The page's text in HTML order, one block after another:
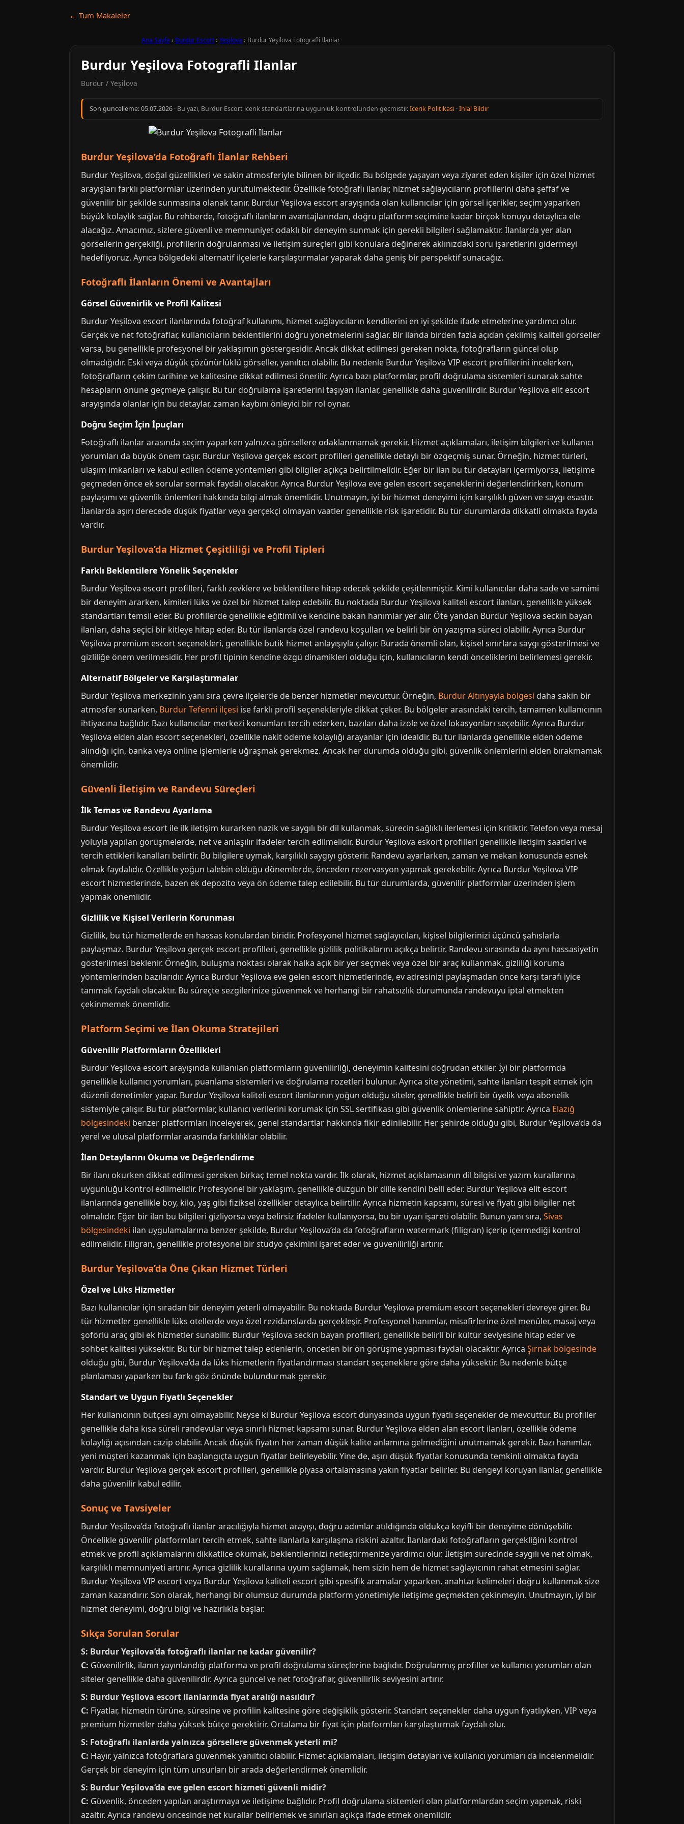
← Tum Makaleler
Ana Sayfa › Burdur Escort› Yeşilova › Burdur Yeşilova Fotografli Ilanlar
Burdur Yeşilova Fotografli Ilanlar
Burdur / Yeşilova
Son guncelleme:05.07.2026 · Bu yazi, Burdur Escort icerik standartlarina uygunluk kontrolunden gecmistir.Icerik Politikasi ·Ihlal Bildir
Burdur Yeşilova’da Fotoğraflı İlanlar Rehberi
Burdur Yeşilova, doğal güzellikleri ve sakin atmosferiyle bilinen bir ilçedir. Bu bölgede yaşayan veya ziyaret eden kişiler için özel hizmet
arayışları farklı platformlar üzerinden yürütülmektedir. Özellikle fotoğraflı ilanlar, hizmet sağlayıcıların profillerini daha şeffaf ve
güvenilir bir şekilde sunmasına olanak tanır. Burdur Yeşilova escort arayışında olan kullanıcılar için görsel içerikler, seçim yaparken
büyük kolaylık sağlar. Bu rehberde, fotoğraflı ilanların avantajlarından, doğru platform seçimine kadar birçok konuyu detaylıca ele
alacağız. Amacımız, sizlere güvenli ve memnuniyet odaklı bir deneyim sunmak için gerekli bilgileri sağlamaktır. İlanlarda yer alan
görsellerin gerçekliği, profillerin doğrulanması ve iletişim süreçleri gibi konulara değinerek aklınızdaki soru işaretlerini gidermeyi
hedefliyoruz. Ayrıca bölgedeki alternatif ilçelerle karşılaştırmalar yaparak daha geniş bir perspektif sunacağız.
Fotoğraflı İlanların Önemi ve Avantajları
Görsel Güvenirlik ve Profil Kalitesi
Burdur Yeşilova escort ilanlarında fotoğraf kullanımı, hizmet sağlayıcıların kendilerini en iyi şekilde ifade etmelerine yardımcı olur.
Gerçek ve net fotoğraflar, kullanıcıların beklentilerini doğru yönetmelerini sağlar. Bir ilanda birden fazla açıdan çekilmiş kaliteli görseller
varsa, bu genellikle profesyonel bir yaklaşımın göstergesidir. Ancak dikkat edilmesi gereken nokta, fotoğrafların güncel olup
olmadığıdır. Eski veya düşük çözünürlüklü görseller, yanıltıcı olabilir. Bu nedenle Burdur Yeşilova VIP escort profillerini incelerken,
fotoğrafların çekim tarihine ve kalitesine dikkat edilmesi önerilir. Ayrıca bazı platformlar, profil doğrulama sistemleri sunarak sahte
hesapların önüne geçmeye çalışır. Bu tür doğrulama işaretlerini taşıyan ilanlar, genellikle daha güvenilirdir. Burdur Yeşilova elit escort
arayışında olanlar için bu detaylar, zaman kaybını önleyici bir rol oynar.
Doğru Seçim İçin İpuçları
Fotoğraflı ilanlar arasında seçim yaparken yalnızca görsellere odaklanmamak gerekir. Hizmet açıklamaları, iletişim bilgileri ve kullanıcı
yorumları da büyük önem taşır. Burdur Yeşilova gerçek escort profilleri genellikle detaylı bir özgeçmiş sunar. Örneğin, hizmet türleri,
ulaşım imkanları ve kabul edilen ödeme yöntemleri gibi bilgiler açıkça belirtilmelidir. Eğer bir ilan bu tür detayları içermiyorsa, iletişime
geçmeden önce ek sorular sormak faydalı olacaktır. Ayrıca Burdur Yeşilova eve gelen escort seçeneklerini değerlendirirken, konum
paylaşımı ve güvenlik önlemleri hakkında bilgi almak önemlidir. Unutmayın, iyi bir hizmet deneyimi için karşılıklı güven ve saygı esastır.
İlanlarda aşırı derecede düşük fiyatlar veya gerçekçi olmayan vaatler genellikle risk işaretidir. Bu tür durumlarda dikkatli olmakta fayda
vardır.
Burdur Yeşilova’da Hizmet Çeşitliliği ve Profil Tipleri
Farklı Beklentilere Yönelik Seçenekler
Burdur Yeşilova escort profilleri, farklı zevklere ve beklentilere hitap edecek şekilde çeşitlenmiştir. Kimi kullanıcılar daha sade ve samimi
bir deneyim ararken, kimileri lüks ve özel bir hizmet talep edebilir. Bu noktada Burdur Yeşilova kaliteli escort ilanları, genellikle yüksek
standartları temsil eder. Bu profillerde genellikle eğitimli ve kendine bakan hanımlar yer alır. Öte yandan Burdur Yeşilova seckin bayan
ilanları, daha seçici bir kitleye hitap eder. Bu tür ilanlarda özel randevu koşulları ve belirli bir ön yazışma süreci olabilir. Ayrıca Burdur
Yeşilova premium escort seçenekleri, genellikle butik hizmet anlayışıyla çalışır. Burada önemli olan, kişisel sınırlara saygı gösterilmesi ve
gizliliğe önem verilmesidir. Her profil tipinin kendine özgü dinamikleri olduğu için, kullanıcıların kendi önceliklerini belirlemesi gerekir.
Alternatif Bölgeler ve Karşılaştırmalar
Burdur Yeşilova merkezinin yanı sıra çevre ilçelerde de benzer hizmetler mevcuttur. Örneğin, Burdur Altınyayla bölgesi daha sakin bir
atmosfer sunarken, Burdur Tefenni ilçesi ise farklı profil seçenekleriyle dikkat çeker. Bu bölgeler arasındaki tercih, tamamen kullanıcının
ihtiyacına bağlıdır. Bazı kullanıcılar merkezi konumları tercih ederken, bazıları daha izole ve özel lokasyonları seçebilir. Ayrıca Burdur
Yeşilova elden alan escort seçenekleri, özellikle nakit ödeme kolaylığı arayanlar için idealdir. Bu tür ilanlarda genellikle elden ödeme
alındığı için, banka veya online işlemlerle uğraşmak gerekmez. Ancak her durumda olduğu gibi, güvenlik önlemlerini elden bırakmamak
önemlidir.
Güvenli İletişim ve Randevu Süreçleri
İlk Temas ve Randevu Ayarlama
Burdur Yeşilova escort ile ilk iletişim kurarken nazik ve saygılı bir dil kullanmak, sürecin sağlıklı ilerlemesi için kritiktir. Telefon veya mesaj
yoluyla yapılan görüşmelerde, net ve anlaşılır ifadeler tercih edilmelidir. Burdur Yeşilova eskort profilleri genellikle iletişim saatleri ve
tercih ettikleri kanalları belirtir. Bu bilgilere uymak, karşılıklı saygıyı gösterir. Randevu ayarlarken, zaman ve mekan konusunda esnek
olmak faydalıdır. Özellikle yoğun talebin olduğu dönemlerde, önceden rezervasyon yapmak gerekebilir. Ayrıca Burdur Yeşilova VIP
escort hizmetlerinde, bazen ek depozito veya ön ödeme talep edilebilir. Bu tür durumlarda, güvenilir platformlar üzerinden işlem
yapmak önemlidir.
Gizlilik ve Kişisel Verilerin Korunması
Gizlilik, bu tür hizmetlerde en hassas konulardan biridir. Profesyonel hizmet sağlayıcıları, kişisel bilgilerinizi üçüncü şahıslarla
paylaşmaz. Burdur Yeşilova gerçek escort profilleri, genellikle gizlilik politikalarını açıkça belirtir. Randevu sırasında da aynı hassasiyetin
gösterilmesi beklenir. Örneğin, buluşma noktası olarak halka açık bir yer seçmek veya özel bir araç kullanmak, gizliliği koruma
yöntemlerinden bazılarıdır. Ayrıca Burdur Yeşilova eve gelen escort hizmetlerinde, ev adresinizi paylaşmadan önce karşı tarafı iyice
tanımak faydalı olacaktır. Bu süreçte sezgilerinize güvenmek ve herhangi bir rahatsızlık durumunda randevuyu iptal etmekten
çekinmemek önemlidir.
Platform Seçimi ve İlan Okuma Stratejileri
Güvenilir Platformların Özellikleri
Burdur Yeşilova escort arayışında kullanılan platformların güvenilirliği, deneyimin kalitesini doğrudan etkiler. İyi bir platformda
genellikle kullanıcı yorumları, puanlama sistemleri ve doğrulama rozetleri bulunur. Ayrıca site yönetimi, sahte ilanları tespit etmek için
düzenli denetimler yapar. Burdur Yeşilova kaliteli escort ilanlarının yoğun olduğu siteler, genellikle belirli bir üyelik veya abonelik
sistemiyle çalışır. Bu tür platformlar, kullanıcı verilerini korumak için SSL sertifikası gibi güvenlik önlemlerine sahiptir. Ayrıca Elazığ
bölgesindeki benzer platformları inceleyerek, genel standartlar hakkında fikir edinilebilir. Her şehirde olduğu gibi, Burdur Yeşilova’da da
yerel ve ulusal platformlar arasında farklılıklar olabilir.
İlan Detaylarını Okuma ve Değerlendirme
Bir ilanı okurken dikkat edilmesi gereken birkaç temel nokta vardır. İlk olarak, hizmet açıklamasının dil bilgisi ve yazım kurallarına
uygunluğu kontrol edilmelidir. Profesyonel bir yaklaşım, genellikle düzgün bir dille kendini belli eder. Burdur Yeşilova elit escort
ilanlarında genellikle boy, kilo, yaş gibi fiziksel özellikler detaylıca belirtilir. Ayrıca hizmetin kapsamı, süresi ve fiyatı gibi bilgiler net
olmalıdır. Eğer bir ilan bu bilgileri gizliyorsa veya belirsiz ifadeler kullanıyorsa, bu bir uyarı işareti olabilir. Bunun yanı sıra, Sivas
bölgesindeki ilan uygulamalarına benzer şekilde, Burdur Yeşilova’da da fotoğrafların watermark (filigran) içerip içermediği kontrol
edilmelidir. Filigran, genellikle profesyonel bir stüdyo çekimini işaret eder ve güvenilirliği artırır.
Burdur Yeşilova’da Öne Çıkan Hizmet Türleri
Özel ve Lüks Hizmetler
Bazı kullanıcılar için sıradan bir deneyim yeterli olmayabilir. Bu noktada Burdur Yeşilova premium escort seçenekleri devreye girer. Bu
tür hizmetler genellikle lüks otellerde veya özel rezidanslarda gerçekleşir. Profesyonel hanımlar, misafirlerine özel menüler, masaj veya
şoförlü araç gibi ek hizmetler sunabilir. Burdur Yeşilova seckin bayan profilleri, genellikle belirli bir kültür seviyesine hitap eder ve
sohbet kalitesi yüksektir. Bu tür bir hizmet talep edenlerin, önceden bir ön görüşme yapması faydalı olacaktır. Ayrıca Şırnak bölgesinde
olduğu gibi, Burdur Yeşilova’da da lüks hizmetlerin fiyatlandırması standart seçeneklere göre daha yüksektir. Bu nedenle bütçe
planlaması yaparken bu farkı göz önünde bulundurmak gerekir.
Standart ve Uygun Fiyatlı Seçenekler
Her kullanıcının bütçesi aynı olmayabilir. Neyse ki Burdur Yeşilova escort dünyasında uygun fiyatlı seçenekler de mevcuttur. Bu profiller
genellikle daha kısa süreli randevular veya sınırlı hizmet kapsamı sunar. Burdur Yeşilova elden alan escort ilanları, özellikle ödeme
kolaylığı açısından cazip olabilir. Ancak düşük fiyatın her zaman düşük kalite anlamına gelmediğini unutmamak gerekir. Bazı hanımlar,
yeni müşteri kazanmak için başlangıçta uygun fiyatlar belirleyebilir. Yine de, aşırı düşük fiyatlar konusunda temkinli olmakta fayda
vardır. Burdur Yeşilova gerçek escort profilleri, genellikle piyasa ortalamasına yakın fiyatlar belirler. Bu dengeyi koruyan ilanlar, genellikle
daha güvenilir kabul edilir.
Sonuç ve Tavsiyeler
Burdur Yeşilova’da fotoğraflı ilanlar aracılığıyla hizmet arayışı, doğru adımlar atıldığında oldukça keyifli bir deneyime dönüşebilir.
Öncelikle güvenilir platformları tercih etmek, sahte ilanlarla karşılaşma riskini azaltır. İlanlardaki fotoğrafların gerçekliğini kontrol
etmek ve profil açıklamalarını dikkatlice okumak, beklentilerinizi netleştirmenize yardımcı olur. İletişim sürecinde saygılı ve net olmak,
karşılıklı memnuniyeti artırır. Ayrıca gizlilik kurallarına uyum sağlamak, hem sizin hem de hizmet sağlayıcının rahat etmesini sağlar.
Burdur Yeşilova VIP escort veya Burdur Yeşilova kaliteli escort gibi spesifik aramalar yaparken, anahtar kelimeleri doğru kullanmak size
zaman kazandırır. Son olarak, herhangi bir olumsuz durumda platform yönetimiyle iletişime geçmekten çekinmeyin. Unutmayın, iyi bir
hizmet deneyimi, doğru bilgi ve hazırlıkla başlar.
Sıkça Sorulan Sorular
S: Burdur Yeşilova’da fotoğraflı ilanlar ne kadar güvenilir?
C: Güvenilirlik, ilanın yayınlandığı platforma ve profil doğrulama süreçlerine bağlıdır. Doğrulanmış profiller ve kullanıcı yorumları olan
siteler genellikle daha güvenilirdir. Ayrıca güncel ve net fotoğraflar, güvenilirlik seviyesini artırır.
S: Burdur Yeşilova escort ilanlarında fiyat aralığı nasıldır?
C: Fiyatlar, hizmetin türüne, süresine ve profilin kalitesine göre değişiklik gösterir. Standart seçenekler daha uygun fiyatlıyken, VIP veya
premium hizmetler daha yüksek bütçe gerektirir. Ortalama bir fiyat için platformları karşılaştırmak faydalı olur.
S: Fotoğraflı ilanlarda yalnızca görsellere güvenmek yeterli mi?
C: Hayır, yalnızca fotoğraflara güvenmek yanıltıcı olabilir. Hizmet açıklamaları, iletişim detayları ve kullanıcı yorumları da incelenmelidir.
Gerçek bir deneyim için tüm unsurları bir arada değerlendirmek önemlidir.
S: Burdur Yeşilova’da eve gelen escort hizmeti güvenli midir?
C: Güvenlik, önceden yapılan araştırmaya ve iletişime bağlıdır. Profil doğrulama sistemleri olan platformlardan seçim yapmak, riski
azaltır. Ayrıca randevu öncesinde net kurallar belirlemek ve sınırları açıkça ifade etmek önemlidir.